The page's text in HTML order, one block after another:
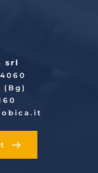
srl
(Bg)